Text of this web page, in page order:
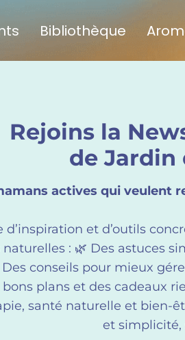
Bibliothèque
Rejoins la
de Jardin
actives qui veulent
d’inspiration et d’outils
: 🌿 Des astuces
conseils pour mieux
bons plans et des
santé naturelle et bien-
et simplicité,